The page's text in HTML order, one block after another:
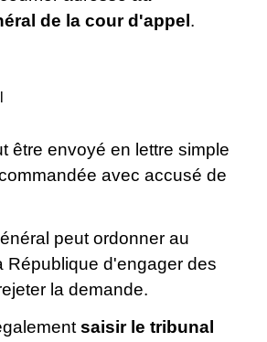
de la cour d'appel .
être envoyé en lettre simple
avec accusé de
peut ordonner au
République d'engager des
la demande.
saisir le tribunal